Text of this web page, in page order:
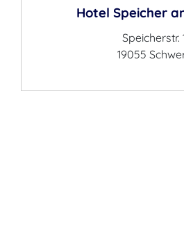
Hotel Speicher
Speicherstr.
19055